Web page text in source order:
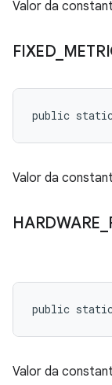
Valor da
FIXED_
public static
Valor da
HARDWARE
public static
Valor da